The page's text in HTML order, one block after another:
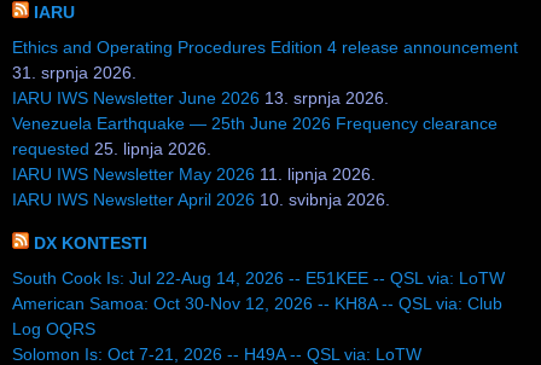
IARU
Ethics and Operating Procedures Edition 4 release announcement
31. srpnja 2026.
IARU IWS Newsletter June 2026 13. srpnja 2026.
Venezuela Earthquake — 25th June 2026 Frequency clearance
requested 25. lipnja 2026.
IARU IWS Newsletter May 2026 11. lipnja 2026.
IARU IWS Newsletter April 2026 10. svibnja 2026.
DX KONTESTI
South Cook Is: Jul 22-Aug 14, 2026 -- E51KEE -- QSL via: LoTW
American Samoa: Oct 30-Nov 12, 2026 -- KH8A -- QSL via: Club
Log OQRS
Solomon Is: Oct 7-21, 2026 -- H49A -- QSL via: LoTW